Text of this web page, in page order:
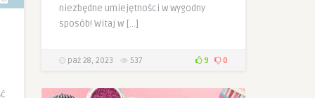
niezbędne umiejętności w wygodny
sposób! Witaj w […]
paź 28, 2023 537 9 0